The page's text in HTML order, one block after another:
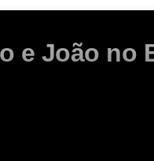
e João no